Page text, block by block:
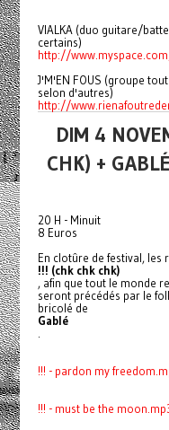
VIALKA (duo guitare/
certains)
http://
J'M'EN FOUS (groupe
selon d'autres)
http://
DIM 4
CHK) + GABLÉ
20 H - Minuit
8 Euros
En clotûre de festival, les
!!! (chk chk chk)
, afin que tout le monde
seront précédés par le
bricolé de
Gablé
!!! - pardon my
!!! - must be the